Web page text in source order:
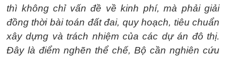
thì không chỉ vấn đề về kinh phí, mà phải giải
đồng thời bài toán đất đai, quy hoạch, tiêu chuẩn
xây dựng và trách nhiệm của các dự án đô thị.
Đây là điểm nghẽn thể chế, Bộ cần nghiên cứu